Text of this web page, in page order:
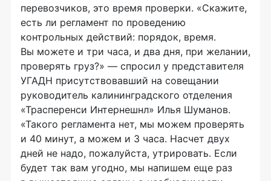
перевозчиков, это время проверки. «Скажите,
есть ли регламент по проведению
контрольных действий: порядок, время.
Вы можете и три часа, и два дня, при желании,
проверять груз?» — спросил у представителя
УГАДН присутствовавший на совещании
руководитель калининградского отделения
«Трасперенси Интернешнл» Илья Шуманов.
«Такого регламента нет, мы можем проверять
и 40 минут, а можем и 3 часа. Насчет двух
дней не надо, пожалуйста, утрировать. Если
будет так вам угодно, мы напишем еще раз